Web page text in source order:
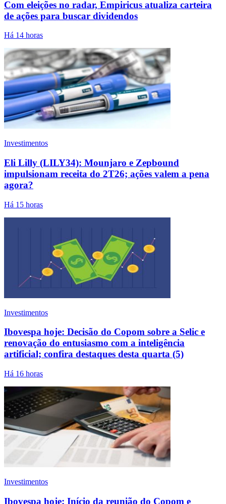
Com eleições no radar, Empiricus atualiza carteira
de ações para buscar dividendos
Há 14 horas
Investimentos
Eli Lilly (LILY34): Mounjaro e Zepbound
impulsionam receita do 2T26; ações valem a pena
agora?
Há 15 horas
Investimentos
Ibovespa hoje: Decisão do Copom sobre a Selic e
renovação do entusiasmo com a inteligência
artificial; confira destaques desta quarta (5)
Há 16 horas
Investimentos
Ibovespa hoje: Início da reunião do Copom e